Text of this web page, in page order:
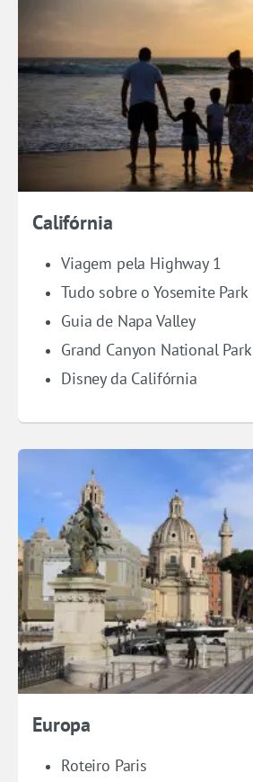
Califórnia
Viagem pela Highway 1
Tudo sobre o Yosemite Park
Guia de Napa Valley
Grand Canyon National Park
Disney da Califórnia
Europa
Roteiro Paris